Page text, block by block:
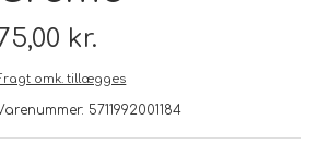
Brand
Te
kr.
omk. tillægges
5711992001184